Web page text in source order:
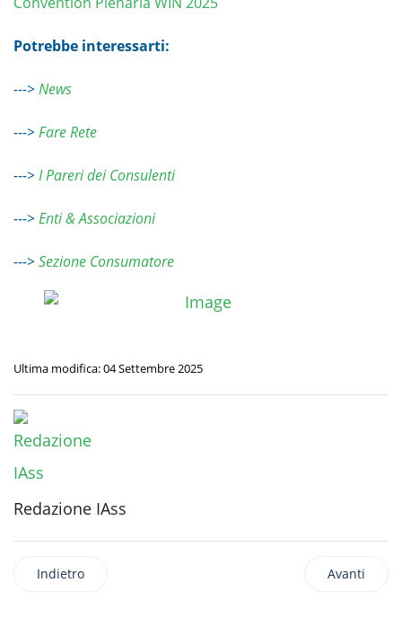
Potrebbe interessarti:
---> News
---> Fare Rete
---> I Pareri dei Consulenti
---> Enti & Associazioni
---> Sezione Consumatore
Ultima modifica: 04 Settembre 2025
Redazione IAss
Indietro Avanti